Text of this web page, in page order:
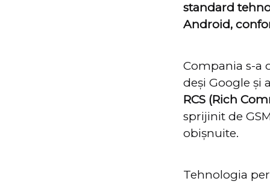
standard
Android,
Compania s-a
deși Google și
RCS (Rich
sprijinit de
obișnuite.
Tehnologia